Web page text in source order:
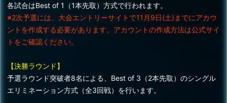
各試合はBest of 1（1本先取）方式で行われます。
※2次予選には、大会エントリーサイトで11月9日(土)までにアカウ
ントを作成する必要があります。アカウントの作成方法は公式サイ
トをご確認ください。
【決勝ラウンド】
予選ラウンド突破者8名による、Best of 3（2本先取）のシングル
エリミネーション方式（全3回戦）を行います。